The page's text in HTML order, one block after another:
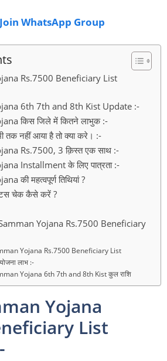
Join WhatsApp Group
Rs.7500 Beneficiary List
6th 7th and 8th Kist Update :-
किस जिले में कितने लाभुक :-
नहीं आया है तो क्या करे। :-
Rs.7500, 3 क़िस्त एक साथ :-
Installment के लिए पात्रता :-
की महत्वपूर्ण तिथियां ?
चेक कैसे करें ?
Yojana Rs.7500 Beneficiary
Yojana Rs.7500 Beneficiary List
लाभ :-
Yojana 6th 7th and 8th Kist कुल राशि
Yojana
List